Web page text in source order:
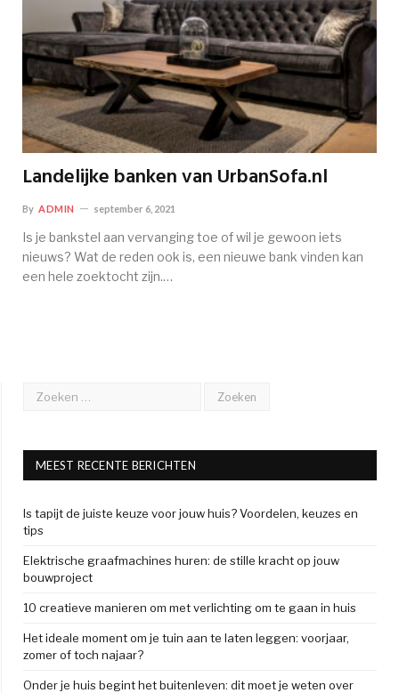
Landelijke banken van UrbanSofa.nl
By ADMIN september 6, 2021
Is je bankstel aan vervanging toe of wil je gewoon iets
nieuws? Wat de reden ook is, een nieuwe bank vinden kan
een hele zoektocht zijn.…
MEEST RECENTE BERICHTEN
Is tapijt de juiste keuze voor jouw huis? Voordelen, keuzes en
tips
Elektrische graafmachines huren: de stille kracht op jouw
bouwproject
10 creatieve manieren om met verlichting om te gaan in huis
Het ideale moment om je tuin aan te laten leggen: voorjaar,
zomer of toch najaar?
Onder je huis begint het buitenleven: dit moet je weten over